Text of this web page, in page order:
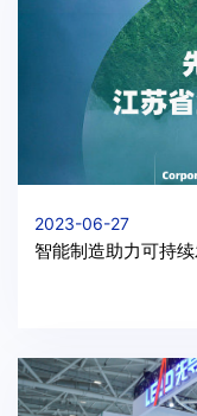
2023-06-27
智能制造助力可持